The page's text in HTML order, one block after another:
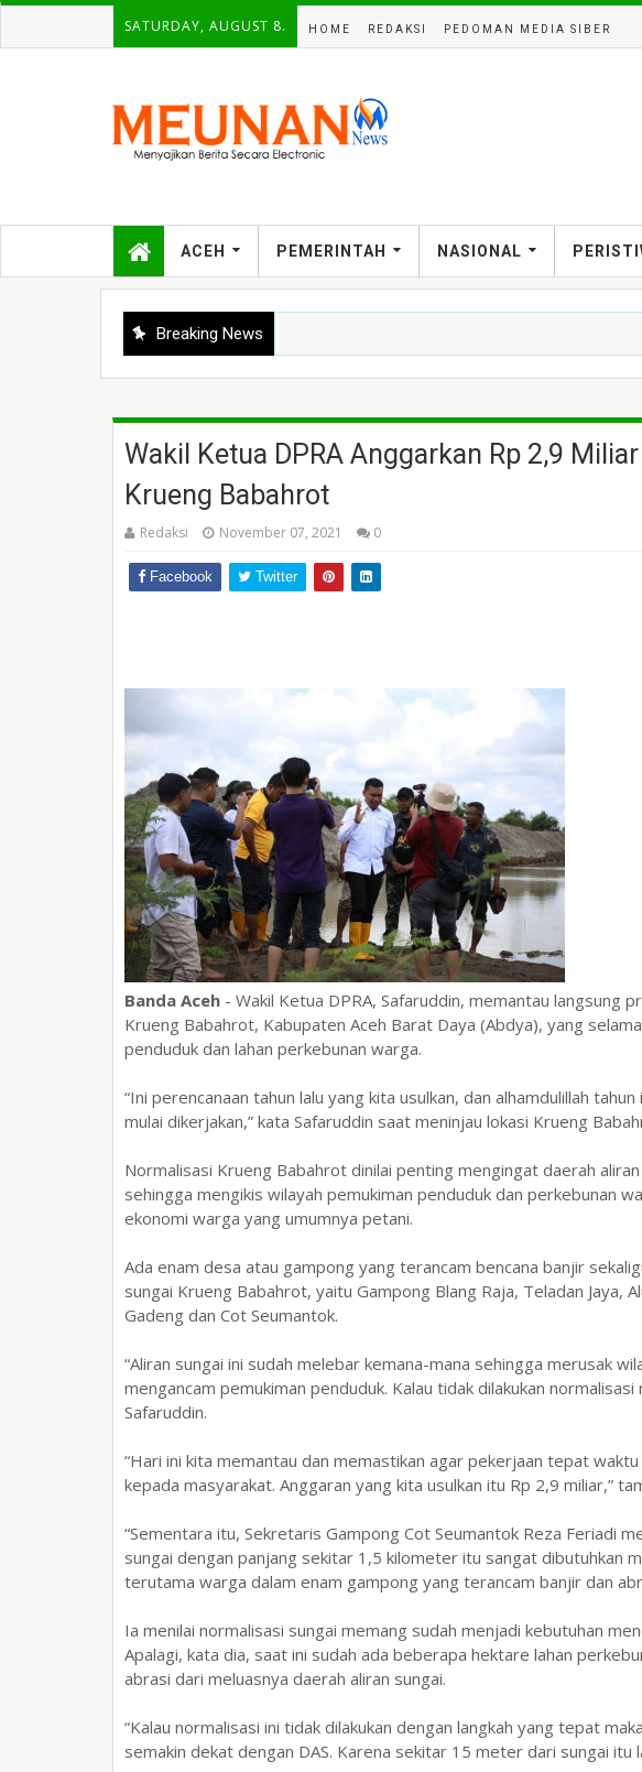
SATURDAY, AUGUST 8. HOME REDAKSI PEDOMAN MEDIA SIBER
ACEH PEMERINTAH NASIONAL
Breaking News
Wakil Ketua DPRA Anggarkan Rp 2,9
Krueng Babahrot
Redaksi November 07, 2021 0
Facebook Twitter
Banda Aceh - Wakil Ketua DPRA, Safaruddin, memantau langsung
Krueng Babahrot, Kabupaten Aceh Barat Daya (Abdya), yang
penduduk dan lahan perkebunan warga.
“Ini perencanaan tahun lalu yang kita usulkan, dan alhamdulillah
mulai dikerjakan,” kata Safaruddin saat meninjau lokasi Krueng
Normalisasi Krueng Babahrot dinilai penting mengingat daerah
sehingga mengikis wilayah pemukiman penduduk dan perkebunan
ekonomi warga yang umumnya petani.
Ada enam desa atau gampong yang terancam bencana banjir
sungai Krueng Babahrot, yaitu Gampong Blang Raja, Teladan Jaya,
Gadeng dan Cot Seumantok.
“Aliran sungai ini sudah melebar kemana-mana sehingga merusak
mengancam pemukiman penduduk. Kalau tidak dilakukan
Safaruddin.
“Hari ini kita memantau dan memastikan agar pekerjaan tepat
kepada masyarakat. Anggaran yang kita usulkan itu Rp 2,9 miliar,”
“Sementara itu, Sekretaris Gampong Cot Seumantok Reza Feriadi
sungai dengan panjang sekitar 1,5 kilometer itu sangat dibutuhkan
terutama warga dalam enam gampong yang terancam banjir dan
Ia menilai normalisasi sungai memang sudah menjadi kebutuhan
Apalagi, kata dia, saat ini sudah ada beberapa hektare lahan
abrasi dari meluasnya daerah aliran sungai.
“Kalau normalisasi ini tidak dilakukan dengan langkah yang tepat
semakin dekat dengan DAS. Karena sekitar 15 meter dari sungai itu